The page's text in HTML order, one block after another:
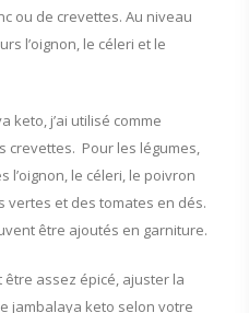
ou de crevettes. Au niveau
l’oignon, le céleri et le
keto, j’ai utilisé comme
crevettes. Pour les légumes,
l’oignon, le céleri, le poivron
vertes et des tomates en dés.
être ajoutés en garniture.
être assez épicé, ajuster la
jambalaya keto selon votre